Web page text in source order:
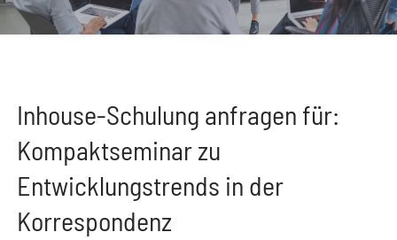
Inhouse-Schulung anfragen für:
Kompaktseminar zu
Entwicklungstrends in der
Korrespondenz